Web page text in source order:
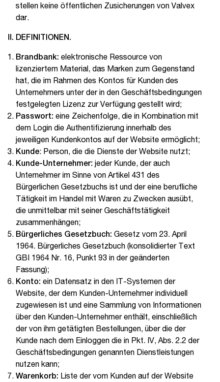
stellen keine öffentlichen Zusicherungen von Valvex
dar.
II. DEFINITIONEN.
Brandbank: elektronische Ressource von
lizenziertem Material, das Marken zum Gegenstand
hat, die im Rahmen des Kontos für Kunden des
Unternehmers unter der in den Geschäftsbedingungen
festgelegten Lizenz zur Verfügung gestellt wird;
Passwort: eine Zeichenfolge, die in Kombination mit
dem Login die Authentifizierung innerhalb des
jeweiligen Kundenkontos auf der Website ermöglicht;
Kunde: Person, die die Dienste der Website nutzt;
Kunde-Unternehmer: jeder Kunde, der auch
Unternehmer im Sinne von Artikel 431 des
Bürgerlichen Gesetzbuchs ist und der eine berufliche
Tätigkeit im Handel mit Waren zu Zwecken ausübt,
die unmittelbar mit seiner Geschäftstätigkeit
zusammenhängen;
Bürgerliches Gesetzbuch: Gesetz vom 23. April
1964. Bürgerliches Gesetzbuch (konsolidierter Text
GBI 1964 Nr. 16, Punkt 93 in der geänderten
Fassung);
Konto: ein Datensatz in den IT-Systemen der
Website, der dem Kunden-Unternehmer individuell
zugewiesen ist und eine Sammlung von Informationen
über den Kunden-Unternehmer enthält, einschließlich
der von ihm getätigten Bestellungen, über die der
Kunde nach dem Einloggen die in Pkt. IV, Abs. 2.2 der
Geschäftsbedingungen genannten Dienstleistungen
nutzen kann;
Warenkorb: Liste der vom Kunden auf der Website